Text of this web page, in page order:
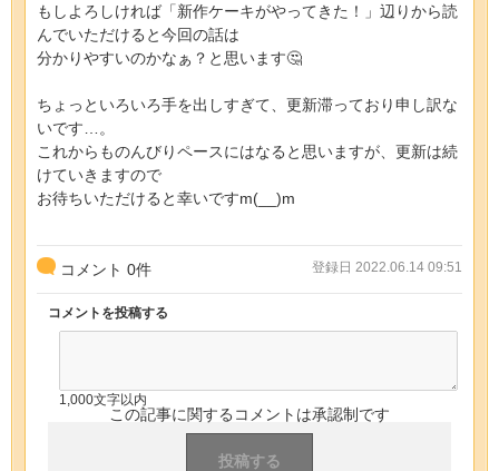
もしよろしければ「新作ケーキがやってきた！」辺りから読
んでいただけると今回の話は
分かりやすいのかなぁ？と思います🤔
ちょっといろいろ手を出しすぎて、更新滞っており申し訳な
いです…。
これからものんびりペースにはなると思いますが、更新は続
けていきますので
お待ちいただけると幸いですm(__)m
コメント 0件 登録日 2022.06.14 09:51
コメントを投稿する
1,000文字以内
この記事に関するコメントは承認制です